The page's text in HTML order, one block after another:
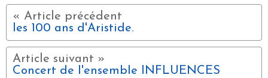
les 100 ans d'Aristide.
Concert de l'ensemble INFLUENCES